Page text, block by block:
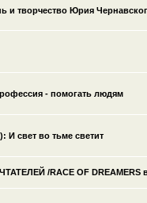
и творчество Юрия
- помогать людям
свет во тьме светит
/RACE OF DREAMERS